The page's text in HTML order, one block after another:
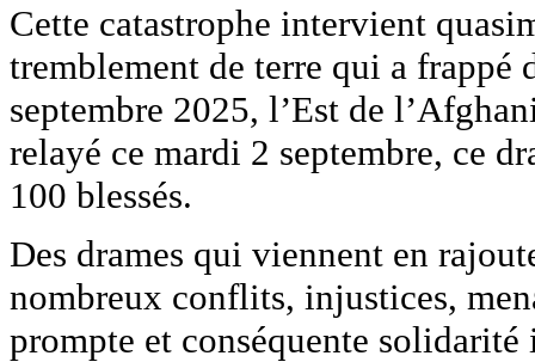
Cette catastrophe intervient
tremblement de terre qui a frappé
septembre 2025, l’Est de
relayé ce mardi 2 septembre, ce
100 blessés.
Des drames qui viennent en
nombreux conflits, injustices,
prompte et conséquente